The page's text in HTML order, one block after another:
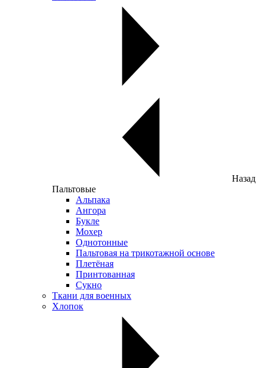
Назад
Пальтовые
Альпака
Ангора
Букле
Мохер
Однотонные
Пальтовая на трикотажной основе
Плетёная
Принтованная
Сукно
Ткани для военных
Хлопок